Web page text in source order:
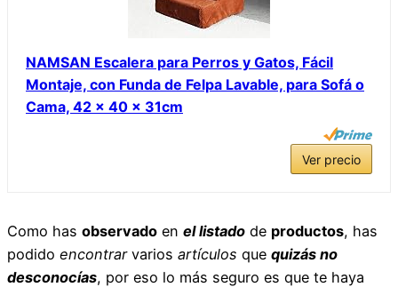
NAMSAN Escalera para Perros y Gatos, Fácil
Montaje, con Funda de Felpa Lavable, para Sofá o
Cama, 42 x 40 x 31cm
Ver precio
Como has observado en el listado de productos, has
podido encontrarvarios artículos que quizás no
desconocías, por eso lo más seguro es que te haya